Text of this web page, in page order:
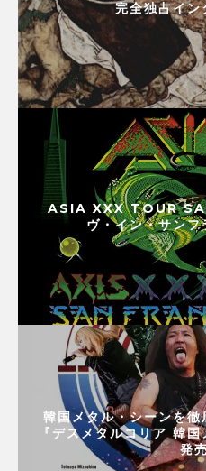
完全独占イン
ASIA XXX TOUR
ヴ・イン・サン
韓国メタル・シーンを
『デスメタルコリア 韓
発